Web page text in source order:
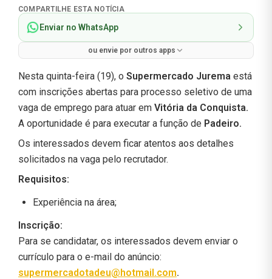
COMPARTILHE ESTA NOTÍCIA
Enviar no WhatsApp
ou envie por outros apps
Nesta quinta-feira (19), o Supermercado Jurema está
com inscrições abertas para processo seletivo de uma
vaga de emprego para atuar em Vitória da Conquista.
A oportunidade é para executar a função de Padeiro.
Os interessados devem ficar atentos aos detalhes
solicitados na vaga pelo recrutador.
Requisitos:
Experiência na área;
Inscrição:
Para se candidatar, os interessados devem enviar o
currículo para o e-mail do anúncio:
supermercadotadeu@hotmail.com.